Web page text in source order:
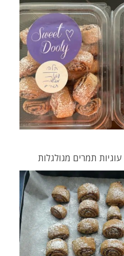
תמרים מגולגלות